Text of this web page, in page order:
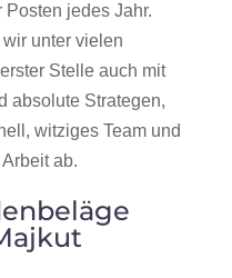
jedes Jahr.
unter vielen
Stelle auch mit
absolute Strategen,
witziges Team und
ab.